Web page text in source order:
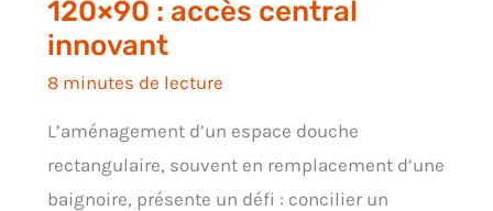
120×90 : accès central
innovant
8 minutes de lecture
L’aménagement d’un espace douche
rectangulaire, souvent en remplacement d’une
baignoire, présente un défi : concilier un